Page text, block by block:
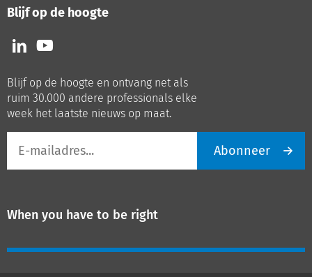
Blijf op de hoogte
Volg
ons
LinkedIn
Volg
ons
Youtube
Blijf op de hoogte en ontvang net als
ruim 30.000 andere professionals elke
week het laatste nieuws op maat.
mailadres
Abonneer
When you have to be right